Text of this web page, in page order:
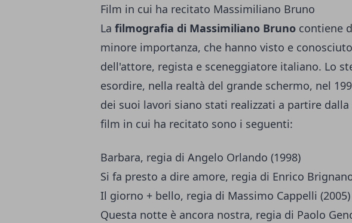
Film in cui ha recitato Massimiliano Bruno
La filmografia di Massimiliano Bruno contiene
minore importanza, che hanno visto e
dell'attore, regista e sceneggiatore italiano. Lo
esordire, nella realtà del grande schermo, nel
dei suoi lavori siano stati realizzati a partire dalla
film in cui ha recitato sono i seguenti:
Barbara, regia di Angelo Orlando (1998)
Si fa presto a dire amore, regia di Enrico
Il giorno + bello, regia di Massimo Cappelli (2005)
Questa notte è ancora nostra, regia di Paolo